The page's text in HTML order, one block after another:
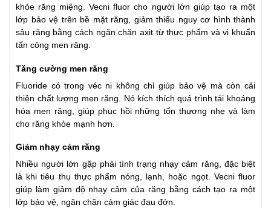
khỏe răng miệng. Vecni fluor cho người lớn giúp tạo ra một
lớp bảo vệ trên bề mặt răng, giảm thiểu nguy cơ hình thành
sâu răng bằng cách ngăn chặn axit từ thực phẩm và vi khuẩn
tấn công men răng.
Tăng cường men răng
Fluoride có trong véc ni không chỉ giúp bảo vệ mà còn cải
thiện chất lượng men răng. Nó kích thích quá trình tái khoáng
hóa men răng, giúp phục hồi những tổn thương nhẹ và làm
cho răng khỏe mạnh hơn.
Giảm nhạy cảm răng
Nhiều người lớn gặp phải tình trạng nhạy cảm răng, đặc biệt
là khi tiêu thụ thực phẩm nóng, lạnh, hoặc ngọt. Vecni fluor
giúp làm giảm độ nhạy cảm của răng bằng cách tạo ra một
lớp bảo vệ, ngăn chặn cảm giác đau đớn.